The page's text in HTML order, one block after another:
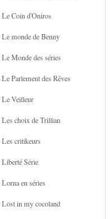
Le Coin d'Oniros
Le monde de Benny
Le Monde des séries
Le Parlement des Rêves
Le Veilleur
Les choix de Trillian
Les critikeurs
Liberté Série
Lorna en séries
Lost in my cocoland